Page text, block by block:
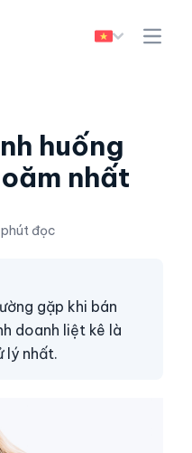
huống
nhất
đọc
gặp khi bán
doanh liệt kê là
lý nhất.